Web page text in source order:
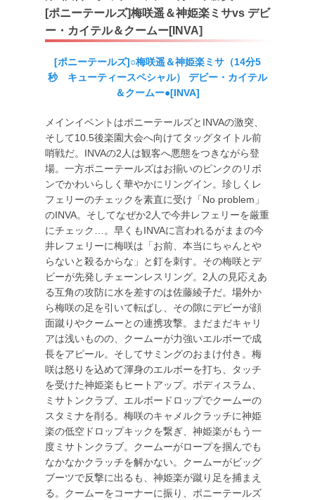
[ポニーテールズ]梅咲遥＆神姫楽ミサvs デビ
ー・カイテル＆クームー[INVA]
[ポニーテールズ]○梅咲遥＆神姫楽ミサ（14分5
秒 キューティースペシャル） デビー・カイテル
＆クームー●[INVA]
メインイベントはポニーテールズとINVAの激突、
そして10.5後楽園大会へ向けてタッグタイトル前
哨戦だ。INVAの2人は観客へ悪態をつきながら登
場。一方ポニーテールズはお揃いのピンクのリボ
ンでかわいらしく華やかにリングイン。珍しくレ
フェリーのチェックを素直に受け「No problem」
のINVA。そしてなぜか2人で今井レフェリーを厳重
にチェック…。早くもINVAに言われるがままの今
井レフェリーに梅咲は「お前、本当にちゃんとや
らないと殺るからな」と釘を刺す。その梅咲とデ
ビーが先発しチェーンレスリング。2人の見応えあ
る互角の攻防に水を差すのは佐藤綾子だ。場外か
ら梅咲の足を引いて転ばし、その隙にデビーが顔
面蹴りやクームーとの連携攻撃。まだまだキャリ
アは浅いものの、クームーが力強いエルボーで成
長をアピール。そしてサミングのおまけ付き。梅
咲は怒りを込めて渾身のエルボーを打ち、タッチ
を受けた神姫楽もヒートアップ。ボディスラム、
ミサトンクラブ、エルボードロップでクームーの
スタミナを削る。梅咲のキャメルクラッチに神姫
楽の低空ドロップキックを繋ぎ、神姫楽がもう一
度ミサトンクラブ。クームーがロープを掴んでも
なかなかクラッチを解かない。クームーがビッグ
ブーツで反撃に出るも、神姫楽が蹴り足を捕まえ
る。クームーをコーナーに振り、ポニーテールズ